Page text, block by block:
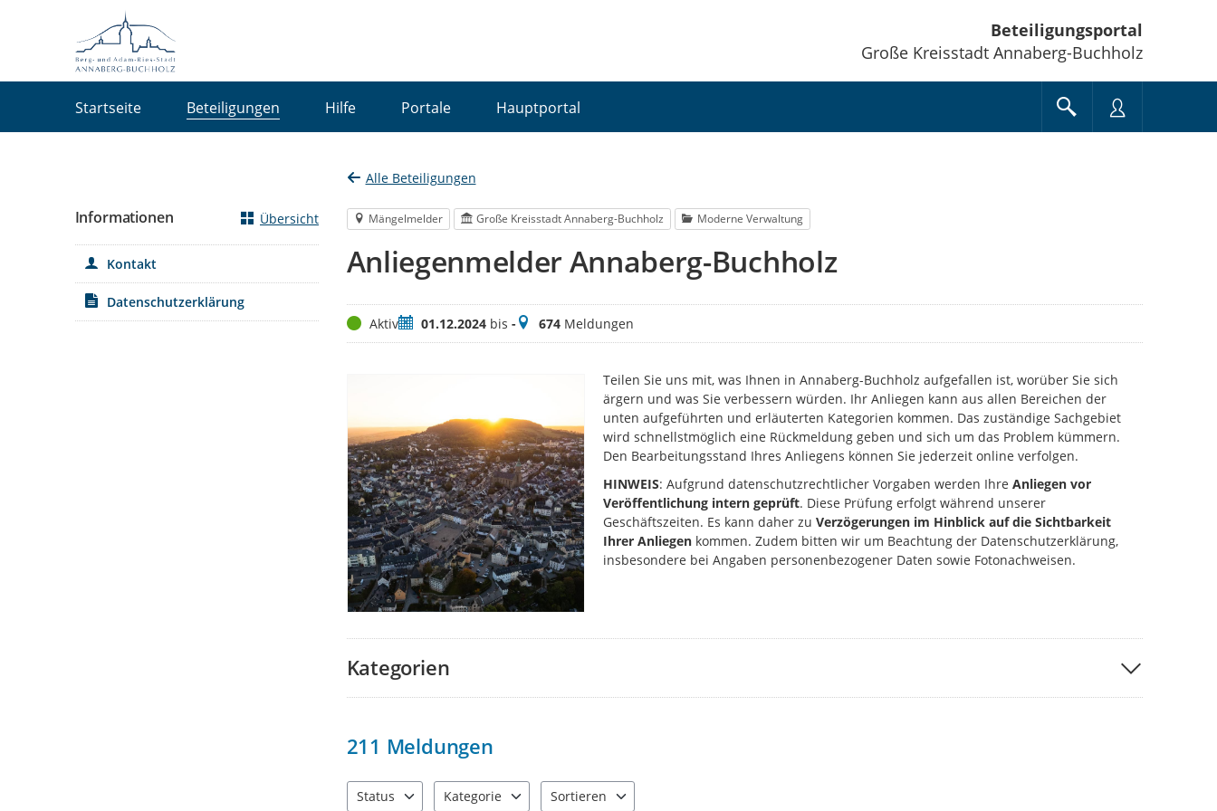
Beteiligungsportal
Große Kreisstadt Annaberg-Buchholz
Startseite Beteiligungen Hilfe Portale Hauptportal
Alle Beteiligungen
Mängelmelder Große Kreisstadt Annaberg-Buchholz Moderne Verwaltung
Anliegenmelder Annaberg-Buchholz
StatusAktivZeitraum
01.12.2024bis -Meldungen
674Meldungen
Teilen Sie uns mit, was Ihnen in Annaberg-Buchholz aufgefallen ist, worüber Sie sich
ärgern und was Sie verbessern würden. Ihr Anliegen kann aus allen Bereichen der
unten aufgeführten und erläuterten Kategorien kommen. Das zuständige Sachgebiet
wird schnellstmöglich eine Rückmeldung geben und sich um das Problem kümmern.
Den Bearbeitungsstand Ihres Anliegens können Sie jederzeit online verfolgen.
HINWEIS: Aufgrund datenschutzrechtlicher Vorgaben werden IhreAnliegen vor
Veröffentlichung intern geprüft. Diese Prüfung erfolgt während unserer
Geschäftszeiten. Es kann daher zuVerzögerungen im Hinblick auf die Sichtbarkeit
Ihrer Anliegen kommen. Zudem bitten wir um Beachtung der Datenschutzerklärung,
insbesondere bei Angaben personenbezogener Daten sowie Fotonachweisen.
Kategorien
211 Meldungen
Status
Kategorie
Sortieren
Informationen Übersicht
Kontakt
Datenschutzerklärung